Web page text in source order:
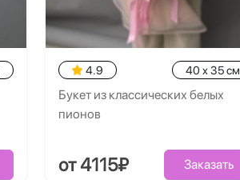
4.9 40 x 35 см
Букет из классических белых
пионов
от 4115₽ Заказать